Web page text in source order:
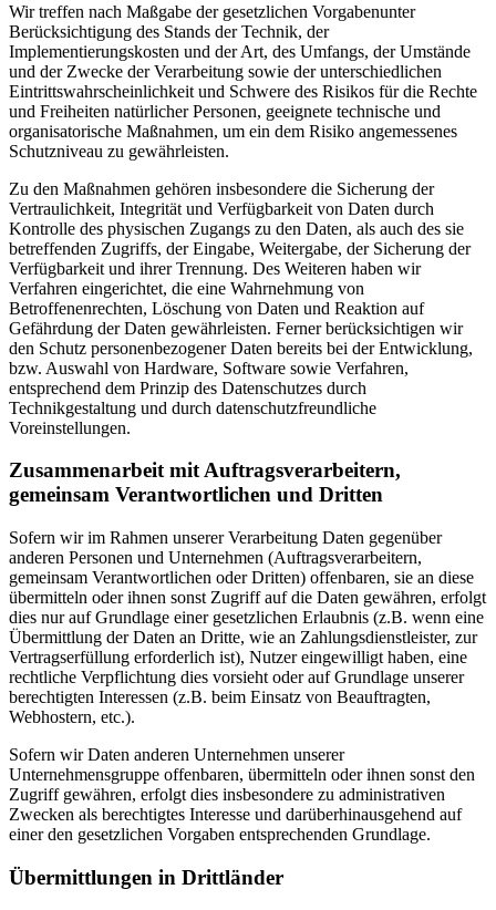
Wir treffen nach Maßgabe der gesetzlichen Vorgabenunter
Berücksichtigung des Stands der Technik, der
Implementierungskosten und der Art, des Umfangs, der Umstände
und der Zwecke der Verarbeitung sowie der unterschiedlichen
Eintrittswahrscheinlichkeit und Schwere des Risikos für die Rechte
und Freiheiten natürlicher Personen, geeignete technische und
organisatorische Maßnahmen, um ein dem Risiko angemessenes
Schutzniveau zu gewährleisten.
Zu den Maßnahmen gehören insbesondere die Sicherung der
Vertraulichkeit, Integrität und Verfügbarkeit von Daten durch
Kontrolle des physischen Zugangs zu den Daten, als auch des sie
betreffenden Zugriffs, der Eingabe, Weitergabe, der Sicherung der
Verfügbarkeit und ihrer Trennung. Des Weiteren haben wir
Verfahren eingerichtet, die eine Wahrnehmung von
Betroffenenrechten, Löschung von Daten und Reaktion auf
Gefährdung der Daten gewährleisten. Ferner berücksichtigen wir
den Schutz personenbezogener Daten bereits bei der Entwicklung,
bzw. Auswahl von Hardware, Software sowie Verfahren,
entsprechend dem Prinzip des Datenschutzes durch
Technikgestaltung und durch datenschutzfreundliche
Voreinstellungen.
Zusammenarbeit mit Auftragsverarbeitern,
gemeinsam Verantwortlichen und Dritten
Sofern wir im Rahmen unserer Verarbeitung Daten gegenüber
anderen Personen und Unternehmen (Auftragsverarbeitern,
gemeinsam Verantwortlichen oder Dritten) offenbaren, sie an diese
übermitteln oder ihnen sonst Zugriff auf die Daten gewähren, erfolgt
dies nur auf Grundlage einer gesetzlichen Erlaubnis (z.B. wenn eine
Übermittlung der Daten an Dritte, wie an Zahlungsdienstleister, zur
Vertragserfüllung erforderlich ist), Nutzer eingewilligt haben, eine
rechtliche Verpflichtung dies vorsieht oder auf Grundlage unserer
berechtigten Interessen (z.B. beim Einsatz von Beauftragten,
Webhostern, etc.).
Sofern wir Daten anderen Unternehmen unserer
Unternehmensgruppe offenbaren, übermitteln oder ihnen sonst den
Zugriff gewähren, erfolgt dies insbesondere zu administrativen
Zwecken als berechtigtes Interesse und darüberhinausgehend auf
einer den gesetzlichen Vorgaben entsprechenden Grundlage.
Übermittlungen in Drittländer